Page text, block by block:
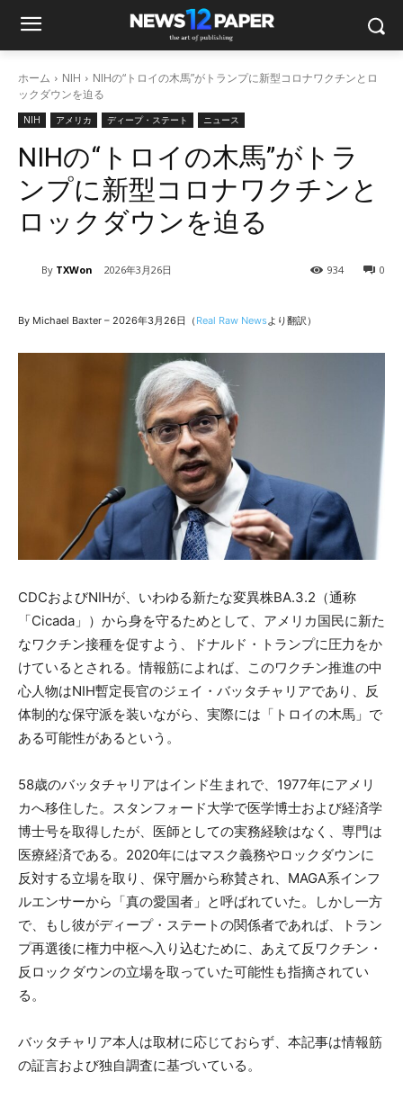
ホーム NIH
NIHの“トロイの木馬”がトランプに新型コロナワクチンとロ
ックダウンを迫る
NIH アメリカ ディープ・ステート ニュース
NIHの“トロイの木馬”がトラ
ンプに新型コロナワクチンと
ロックダウンを迫る
By TXWon 2026年3月26日 0
934
By Michael Baxter – 2026年3月26日（ Real Raw Newsより翻訳）
CDCおよびNIHが、いわゆる新たな変異株BA.3.2（通称
「Cicada」）から身を守るためとして、アメリカ国民に新た
なワクチン接種を促すよう、ドナルド・トランプに圧力をか
けているとされる。情報筋によれば、このワクチン推進の中
心人物はNIH暫定長官のジェイ・バッタチャリアであり、反
体制的な保守派を装いながら、実際には「トロイの木馬」で
ある可能性があるという。
58歳のバッタチャリアはインド生まれで、1977年にアメリ
カへ移住した。スタンフォード大学で医学博士および経済学
博士号を取得したが、医師としての実務経験はなく、専門は
医療経済である。2020年にはマスク義務やロックダウンに
反対する立場を取り、保守層から称賛され、MAGA系インフ
ルエンサーから「真の愛国者」と呼ばれていた。しかし一方
で、もし彼がディープ・ステートの関係者であれば、トラン
プ再選後に権力中枢へ入り込むために、あえて反ワクチン・
反ロックダウンの立場を取っていた可能性も指摘されてい
る。
バッタチャリア本人は取材に応じておらず、本記事は情報筋
の証言および独自調査に基づいている。